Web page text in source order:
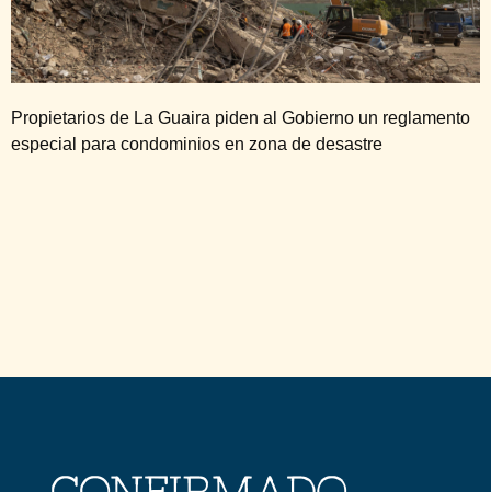
Propietarios de La Guaira piden al Gobierno un reglamento
especial para condominios en zona de desastre